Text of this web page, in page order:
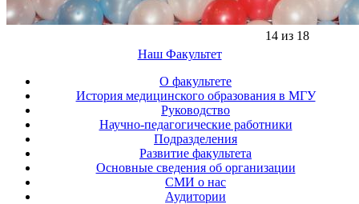
14 из 18
Наш Факультет
О факультете
История медицинского образования в МГУ
Руководство
Научно-педагогические работники
Подразделения
Развитие факультета
Основные сведения об организации
СМИ о нас
Аудитории